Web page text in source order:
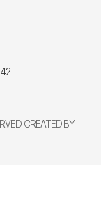
CREATED BY